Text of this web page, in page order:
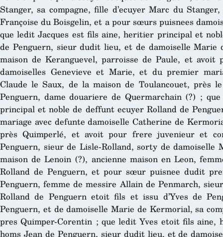
Stanger, sa compagne, fille d’ecuyer Marc du
Françoise du Boisgelin, et a pour sœurs puisnees
que ledit Jacques est fils aine, heritier principal et
de Penguern, sieur dudit lieu, et de damoiselle Marie
maison de Keranguevel, parroisse de Paule, et avoit
damoiselles Genevieve et Marie, et du premier
Claude le Saux, de la maison de Toulancouet, près
Penguern, dame douariere de Quermarchain (?) ;
principal et noble de deffunt ecuyer Rolland de
mariage avec defunte damoiselle Catherine de
près Quimperlé, et avoit pour frere juvenieur et
Penguern, sieur de Lisle-Rolland, sorty de
maison de Lenoin (?), ancienne maison en Leon,
Rolland de Penguern, et pour sœur puisnee dudit
Penguern, femme de messire Allain de Penmarch,
Rolland de Penguern etoit fils et issu d’Yves de
Penguern, et de damoiselle Marie de Kermorial, sa
pres Quimper-Corentin ; que ledit Yves etoit fils aine,
homs Jean de Penguern, sieur dudit lieu, et de